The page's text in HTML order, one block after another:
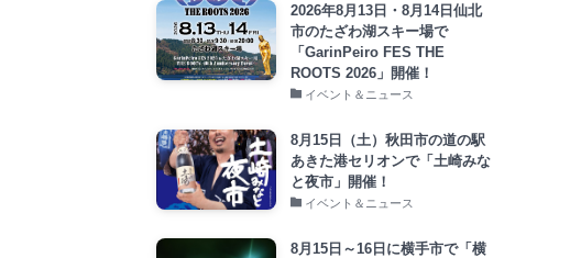
2026年8月13日・8月14日仙北
市のたざわ湖スキー場で
「GarinPeiro FES THE
ROOTS 2026」開催！
イベント＆ニュース
8月15日（土）秋田市の道の駅
あきた港セリオンで「土崎みな
と夜市」開催！
イベント＆ニュース
8月15日～16日に横手市で「横